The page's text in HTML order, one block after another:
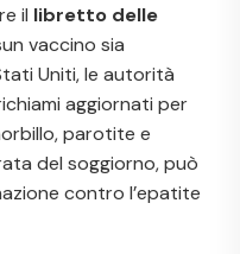
il libretto delle
vaccino sia
Uniti, le autorità
aggiornati per
parotite e
del soggiorno, può
contro l’epatite